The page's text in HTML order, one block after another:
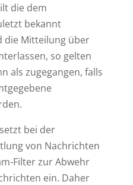
die dem
bekannt
die Mitteilung über
so gelten
als zugegangen, falls
bei der
von Nachrichten
Filter zur Abwehr
ein. Daher